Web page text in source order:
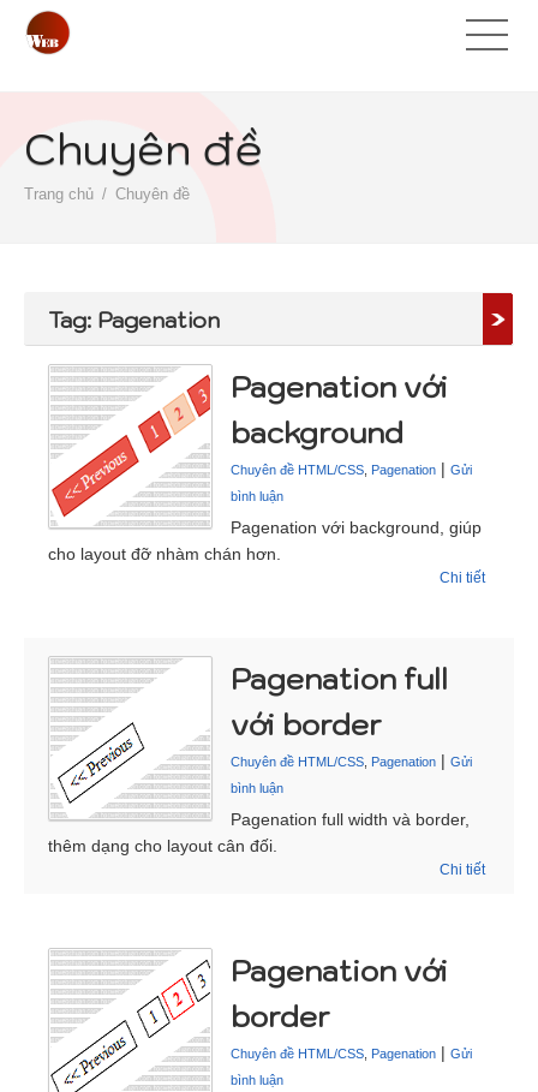
Chuyên đề
Trang chủ Chuyên đề
Tag: Pagenation
Pagenation với
background
Chuyên đề HTML/CSS Pagenation | Gửi
bình luận
Pagenation với background, giúp
cho layout đỡ nhàm chán hơn.
Chi tiết
Pagenation full
với border
Chuyên đề HTML/CSS Pagenation | Gửi
bình luận
Pagenation full width và border,
thêm dạng cho layout cân đối.
Chi tiết
Pagenation với
border
Chuyên đề HTML/CSS Pagenation | Gửi
bình luận